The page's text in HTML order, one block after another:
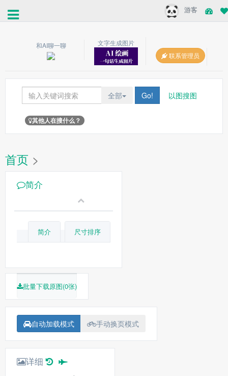
游客
和AI聊一聊
文字生成图片
联系管理员
全部 Go! 以图搜图
其他人在搜什么？
首页 >
简介
简介 尺寸排序
批量下载原图(0张)
自动加载模式 手动换页模式
详细